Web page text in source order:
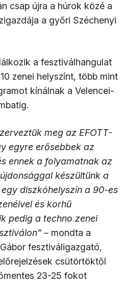
csap újra a húrok közé a
a győri Széchenyi
a fesztiválhangulat
zenei helyszínt, több mint
kínálnak a Velencei-
meg az EFOTT-
egyre erősebbek az
ennek a folyamatnak az
készültünk a
diszkóhelyszín a 90-es
és korhű
pedig a techno zenei
– mondta a
fesztiváligazgató,
csütörtöktől
23-25 fokot